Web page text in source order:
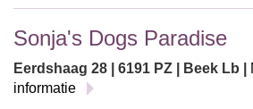
Sonja's Dogs Paradise
Eerdshaag 28 | 6191 PZ | Beek Lb |
informatie